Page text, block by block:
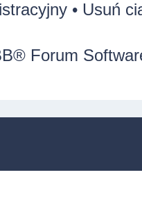
• Usuń
® Forum